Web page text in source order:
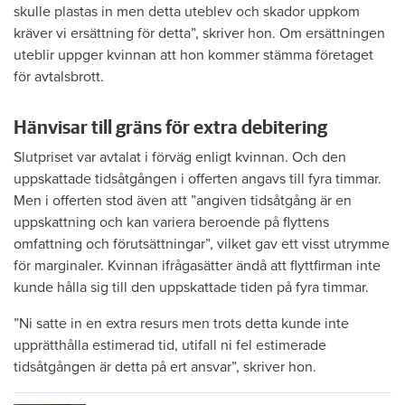
skulle plastas in men detta uteblev och skador uppkom
kräver vi ersättning för detta”, skriver hon. Om ersättningen
uteblir uppger kvinnan att hon kommer stämma företaget
för avtalsbrott.
Hänvisar till gräns för extra debitering
Slutpriset var avtalat i förväg enligt kvinnan. Och den
uppskattade tidsåtgången i offerten angavs till fyra timmar.
Men i offerten stod även att ”angiven tidsåtgång är en
uppskattning och kan variera beroende på flyttens
omfattning och förutsättningar”, vilket gav ett visst utrymme
för marginaler. Kvinnan ifrågasätter ändå att flyttfirman inte
kunde hålla sig till den uppskattade tiden på fyra timmar.
”Ni satte in en extra resurs men trots detta kunde inte
upprätthålla estimerad tid, utifall ni fel estimerade
tidsåtgången är detta på ert ansvar”, skriver hon.